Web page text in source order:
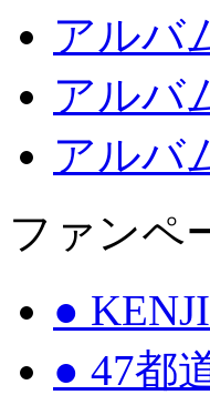
アルバ
アルバ
アルバ
ファンペ
●
● 47都